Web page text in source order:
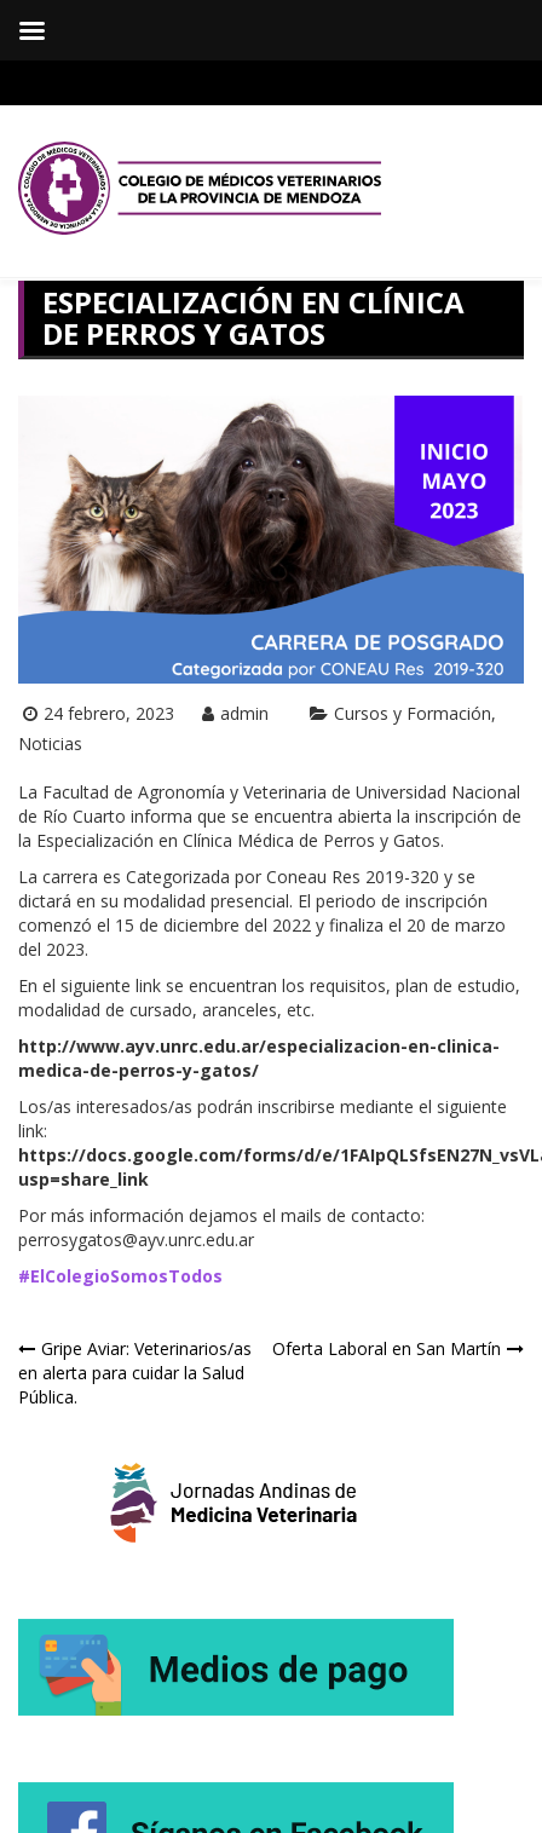
ESPECIALIZACIÓN EN CLÍNICA
DE PERROS Y GATOS
24 febrero, 2023 admin
Cursos y Formación
Noticias
La Facultad de Agronomía y Veterinaria de Universidad Nacional
de Río Cuarto informa que se encuentra abierta la inscripción de
la Especialización en Clínica Médica de Perros y Gatos.
La carrera es Categorizada por Coneau Res 2019-320 y se
dictará en su modalidad presencial. El periodo de inscripción
comenzó el 15 de diciembre del 2022 y finaliza el 20 de marzo
del 2023.
En el siguiente link se encuentran los requisitos, plan de estudio,
modalidad de cursado, aranceles, etc.
http://www.ayv.unrc.edu.ar/especializacion-en-clinica-
medica-de-perros-y-gatos/
Los/as interesados/as podrán inscribirse mediante el siguiente
link:
https://docs.google.com/forms/d/e/
usp=share_link
Por más información dejamos el mails de contacto:
perrosygatos@ayv.unrc.edu.ar
#ElColegioSomosTodos
Navegación
de
Gripe Aviar: Veterinarios/as
en alerta para cuidar la Salud
Pública.
Oferta Laboral en San Martín